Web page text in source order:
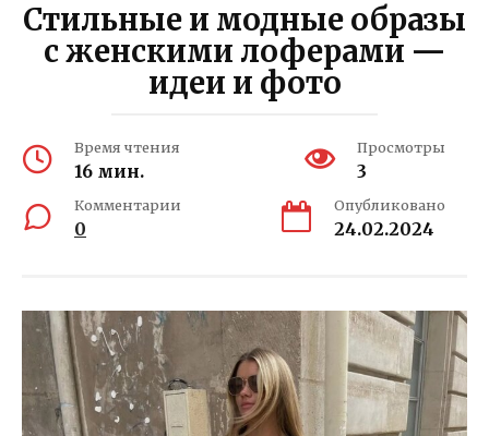
Стильные и модные образы
с женскими лоферами —
идеи и фото
Время чтения
16 мин.
Просмотры
3
Комментарии
0
Опубликовано
24.02.2024